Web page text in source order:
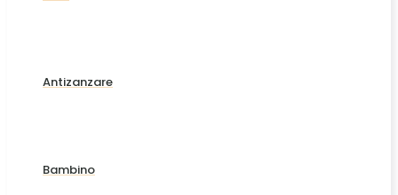
Antizanzare
Bambino